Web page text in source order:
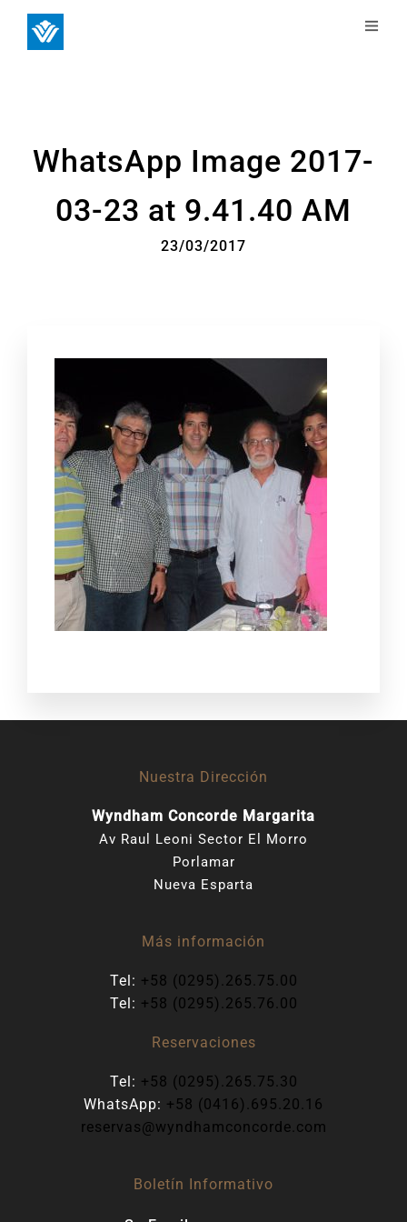
WhatsApp Image 2017-
03-23 at 9.41.40 AM
23/03/2017
Nuestra Dirección
Wyndham Concorde Margarita
Av Raul Leoni Sector El Morro
Porlamar
Nueva Esparta
Más información
Tel: +58 (0295).265.75.00
Tel: +58 (0295).265.76.00
Reservaciones
Tel: +58 (0295).265.75.30
WhatsApp: +58 (0416).695.20.16
reservas@wyndhamconcorde.com
Boletín Informativo